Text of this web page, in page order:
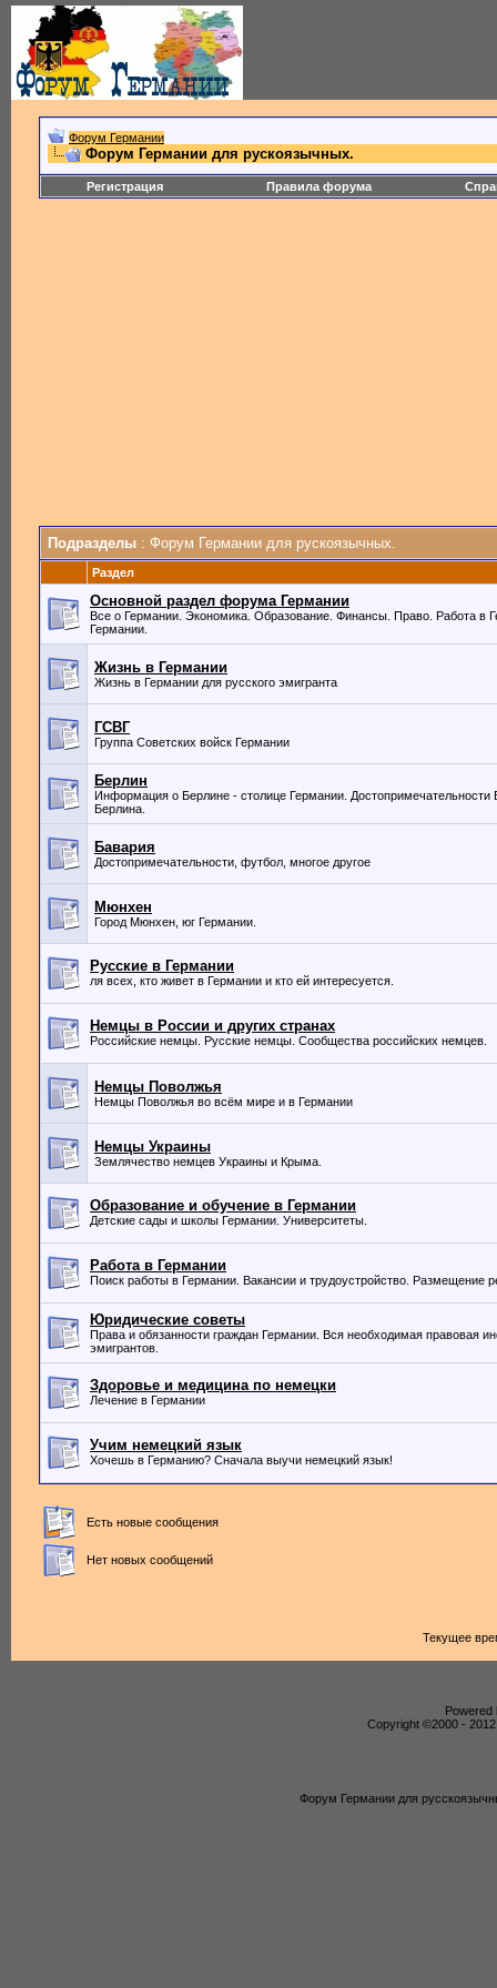
Форум Германии
Форум Германии для рускоязычных.
Регистрация Правила форума
Подразделы : Форум Германии для рускоязычных.
Раздел
Основной раздел форума Германии
Все о Германии. Экономика. Образование. Финансы. Право. Работа в
Германии.
Жизнь в Германии
Жизнь в Германии для русского эмигранта
ГСВГ
Группа Советских войск Германии
Берлин
Информация о Берлине - столице Германии. Достопримечательности
Берлина.
Бавария
Достопримечательности, футбол, многое другое
Мюнхен
Город Мюнхен, юг Германии.
Русские в Германии
ля всех, кто живет в Германии и кто ей интересуется.
Немцы в России и других странах
Российские немцы. Русские немцы. Сообщества российских немцев.
Немцы Поволжья
Немцы Поволжья во всём мире и в Германии
Немцы Украины
Землячество немцев Украины и Крыма.
Образование и обучение в Германии
Детские сады и школы Германии. Университеты.
Работа в Германии
Поиск работы в Германии. Вакансии и трудоустройство. Размещение
Юридические советы
Права и обязанности граждан Германии. Вся необходимая правовая
эмигрантов.
Здоровье и медицина по немецки
Лечение в Германии
Учим немецкий язык
Хочешь в Германию? Сначала выучи немецкий язык!
Есть новые сообщения
Нет новых сообщений
Текущее
Powered
Copyright ©2000 -
Форум Германии для